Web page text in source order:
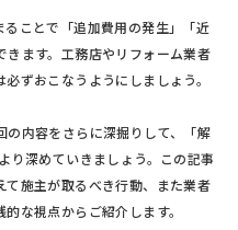
ことで「追加費用の発生」「近
ます。工務店やリフォーム業者
ずおこなうようにしましょう。
内容をさらに深掘りして、「解
り深めていきましょう。この記事
施主が取るべき行動、また業者
な視点からご紹介します。